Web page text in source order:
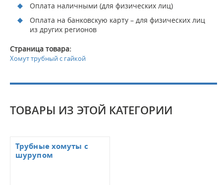
Оплата наличными (для физических лиц)
Оплата на банковскую карту – для физических лиц
из других регионов
Страница товара:
Хомут трубный с гайкой
ТОВАРЫ ИЗ ЭТОЙ КАТЕГОРИИ
Трубные хомуты с
шурупом